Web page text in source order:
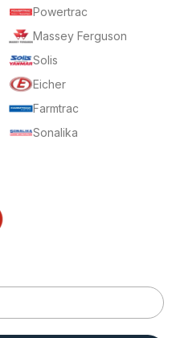
Powertrac
Massey Ferguson
Solis
Eicher
Farmtrac
Sonalika